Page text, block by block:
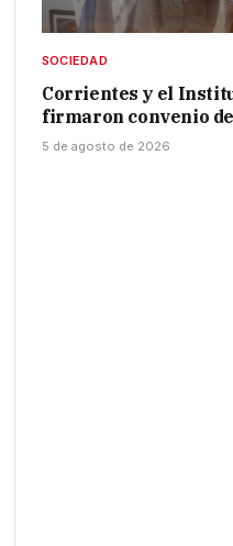
SOCIEDAD
Corrientes y el
firmaron convenio
5 de agosto de 2026